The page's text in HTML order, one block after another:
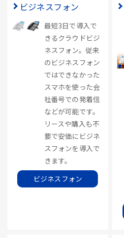
ビジネスフォン
最短3日で導入で
きるクラウドビジ
ネスフォン。従来
のビジネスフォン
ではできなかった
スマホを使った会
社番号での発着信
などが可能です。
リースや購入も不
要で安価にビジネ
スフォンを導入で
きます。
ビジネスフォン